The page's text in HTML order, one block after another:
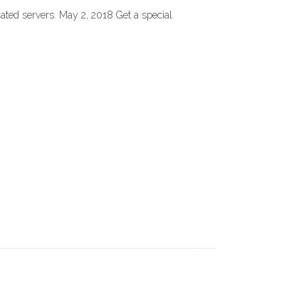
servers. May 2, 2018 Get a special